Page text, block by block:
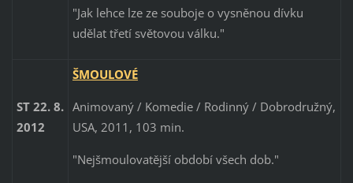
"Jak lehce lze ze souboje o vysněnou dívku
udělat třetí světovou válku."
ST 22. 8.
2012
ŠMOULOVÉ
Animovaný / Komedie / Rodinný / Dobrodružný,
USA, 2011, 103 min.
"Nejšmoulovatější období všech dob."